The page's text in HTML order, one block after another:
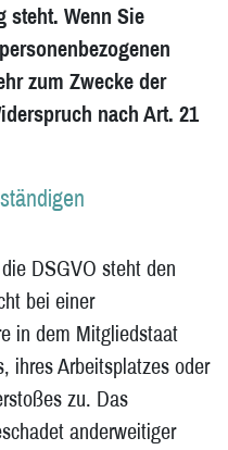
steht. Wenn Sie
zum Zwecke der
nach Art. 21
DSGVO steht den
bei einer
in dem Mitgliedstaat
ihres Arbeitsplatzes oder
zu. Das
anderweitiger